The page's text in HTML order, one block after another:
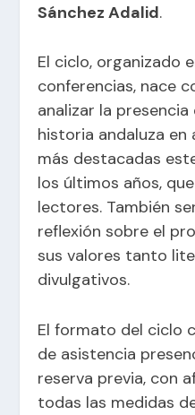
Sánchez Adalid.
El ciclo, organizado
conferencias, nace
analizar la
historia andaluza en
más destacadas
los últimos años,
lectores. También
reflexión sobre el
sus valores tanto
divulgativos.
El formato del ciclo
de asistencia
reserva previa, con
todas las medidas